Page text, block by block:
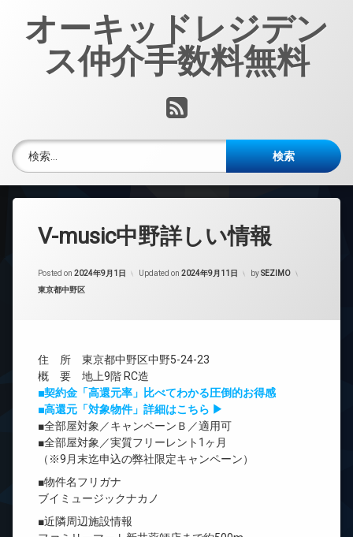
オーキッドレジデン
ス仲介手数料無料
RSS
検索:
V-music中野詳しい情報
Posted on 2024年9月1日 Updated on 2024年9月11日 bySEZIMO
カテゴリー:
東京都中野区
住 所 東京都中野区中野5-24-23
概 要 地上9階 RC造
■契約金「高還元率」比べてわかる圧倒的お得感
■高還元「対象物件」詳細はこちら ▶
■全部屋対象／キャンペーンＢ／適用可
■全部屋対象／実質フリーレント1ヶ月
（※9月末迄申込の弊社限定キャンペーン）
■物件名フリガナ
ブイミュージックナカノ
■近隣周辺施設情報